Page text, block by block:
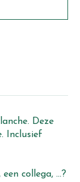
Deze
Inclusief
collega, ...?